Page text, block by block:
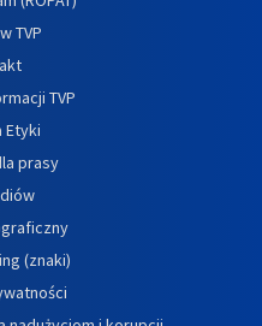
TVP
TVP
Etyki
prasy
(znaki)